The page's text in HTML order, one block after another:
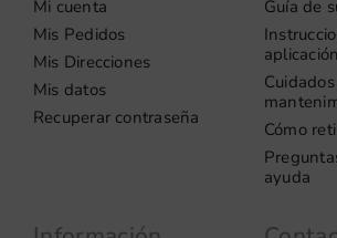
Mi cuenta
Mis Pedidos
Mis Direcciones
Mis datos
Recuperar contraseña
Guía de
aplicación
Cómo
ayuda